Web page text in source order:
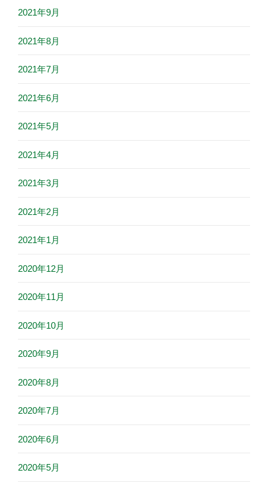
2021年9月
2021年8月
2021年7月
2021年6月
2021年5月
2021年4月
2021年3月
2021年2月
2021年1月
2020年12月
2020年11月
2020年10月
2020年9月
2020年8月
2020年7月
2020年6月
2020年5月